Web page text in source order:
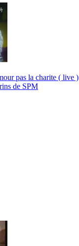
pas la charite ( live )
de SPM